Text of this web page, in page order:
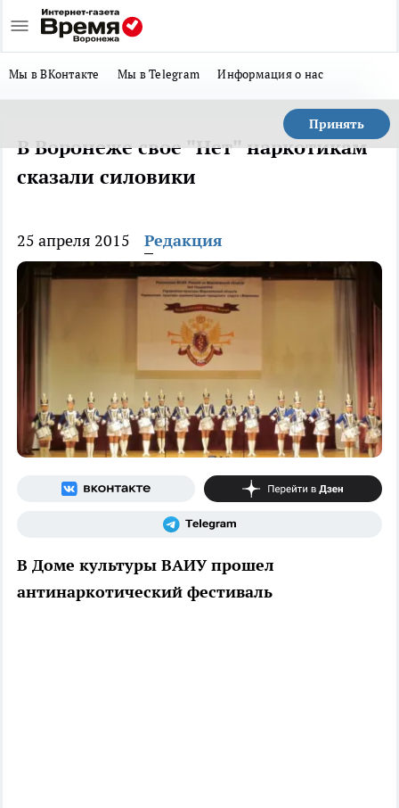
Мы в ВКонтакте Мы в Telegram Информация о нас
Принять
В Воронеже свое "Нет" наркотикам
сказали силовики
25 апреля 2015 Редакция
В Доме культуры ВАИУ прошел
антинаркотический фестиваль